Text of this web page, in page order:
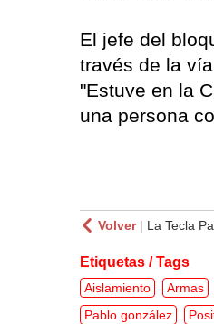
El jefe del
través de la
"Estuve en la
una persona
Volver| La Tecla
Etiquetas / Tags
Aislamiento Armas
Pablo gonzález